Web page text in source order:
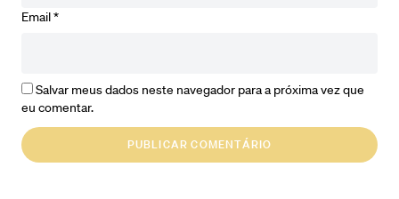
Email*
Salvar meus dados neste navegador para a próxima vez que
eu comentar.